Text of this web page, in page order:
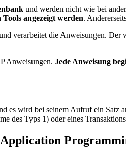
und werden nicht wie bei
angezeigt werden.
verarbeitet die Anweisungen. Der
Anweisungen. Jede Anweisung
es wird bei seinem Aufruf ein Satz
des Typs 1) oder eines